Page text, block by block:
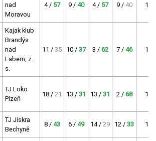
nad
Moravou
4 / 57 9 / 40 4 / 57 9 / 40 154
Kajak klub
Brandýs
nad
Labem, z.
s.
11 / 35 10 / 37 3 / 62 7 / 46 145
TJ Loko
Plzeň
18 / 21 13 / 31 13 / 31 2 / 68 130
TJ Jiskra
Bechyně
8 / 43 6 / 49 14 / 29 12 / 33 125